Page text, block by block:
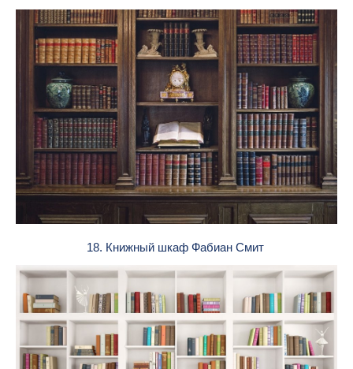
18. Книжный шкаф Фабиан Смит